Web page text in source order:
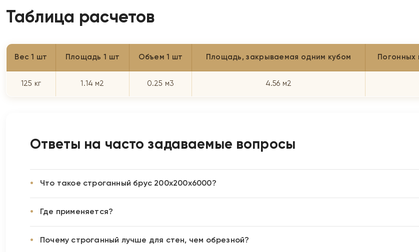
Таблица расчетов
Вес 1 шт Площадь 1 шт Объем 1 шт Площадь, закрываемая одним кубом Погонных
125 кг 1.14 м2 0.25 м3 4.56 м2
Ответы на часто задаваемые вопросы
Что такое строганный брус 200х200х6000?
Где применяется?
Почему строганный лучше для стен, чем обрезной?